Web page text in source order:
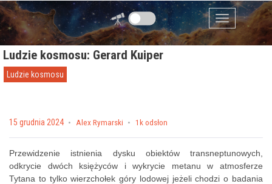
Przejdź do zawartości
Menu
Ludzie kosmosu: Gerard Kuiper
Ludzie kosmosu
Posted on
15 grudnia 2024 by Alex Rymarski 1k odsłon
Przewidzenie istnienia dysku obiektów transneptunowych,
odkrycie dwóch księżyców i wykrycie metanu w atmosferze
Tytana to tylko wierzchołek góry lodowej jeżeli chodzi o badania